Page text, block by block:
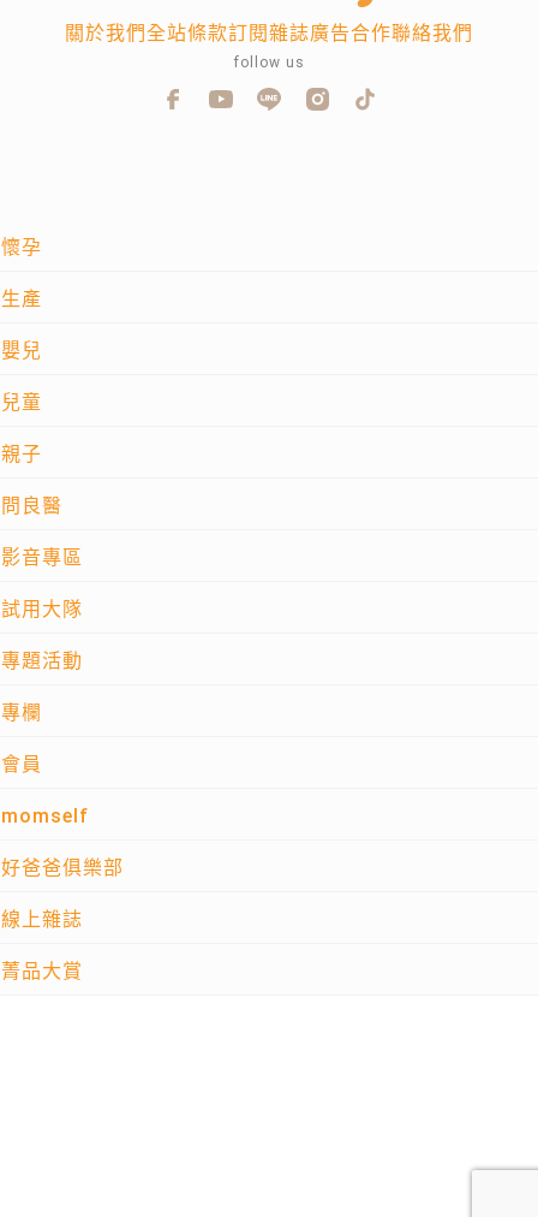
懷孕
生產
嬰兒
兒童
親子
問良醫
影音專區
試用大隊
專題活動
專欄
會員
momself
好爸爸俱樂部
線上雜誌
菁品大賞
關於我們全站條款訂閱雜誌廣告合作聯絡我們
follow us